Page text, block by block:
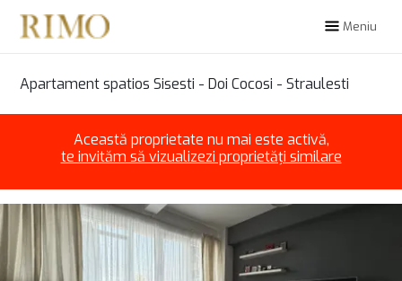
Meniu
Apartament spatios Sisesti - Doi Cocosi - Straulesti
Această proprietate nu mai este activă,
te invităm să vizualizezi proprietăți similare